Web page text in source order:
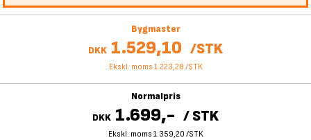
Bygmaster
DKK 1.529,10 /STK
Ekskl. moms 1.223,28 /STK
Normalpris
DKK 1.699,- /STK
Ekskl. moms 1.359,20 /STK